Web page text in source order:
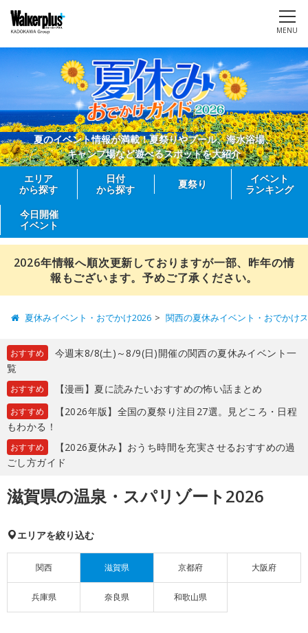
MENU
夏のイベント情報が満載！夏祭りやプール、海水浴場、
キャンプ場など遊べるスポットを大紹介
エリア
から探す
日付
から探す
夏祭り
イベント
ランキング
今日開催
イベント
2026年情報へ順次更新しておりますが一部、昨年の情
報もございます。予めご了承ください。
夏休みイベント・おでかけ2026 関西の夏休みイベント・おでかけ
おすすめ
今週末8/8(土)～8/9(日)開催の関西の夏休みイベント一
覧
おすすめ 【漫画】夏に読みたいおすすめの怖い話まとめ
おすすめ
【2026年版】全国の夏祭り注目27選。見どころ・日程
もわかる！
おすすめ
【2026夏休み】おうち時間を充実させるおすすめの過
ごし方ガイド
滋賀県の温泉・スパリゾート2026
エリアを絞り込む
関西 滋賀県 京都府 大阪府
兵庫県 奈良県 和歌山県